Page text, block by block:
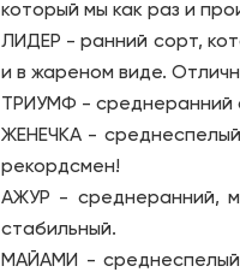
который мы как раз и
ЛИДЕР - ранний сорт,
и в жареном виде.
ТРИУМФ - среднеранний
ЖЕНЕЧКА -
рекордсмен!
АЖУР - среднеранний,
стабильный.
МАЙАМИ -